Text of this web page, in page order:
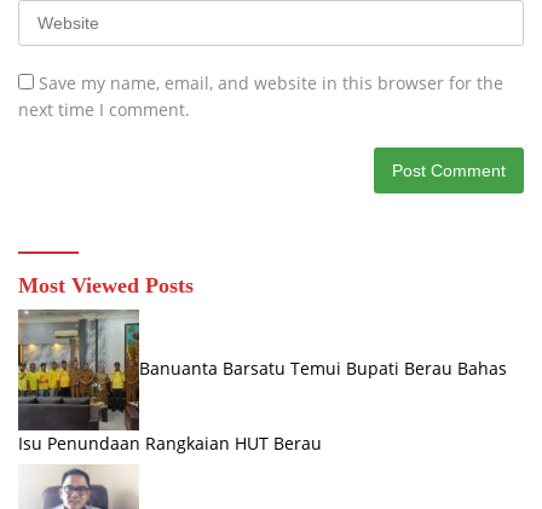
Save my name, email, and website in this browser for the
next time I comment.
Most Viewed Posts
Banuanta Barsatu Temui Bupati Berau Bahas
Isu Penundaan Rangkaian HUT Berau